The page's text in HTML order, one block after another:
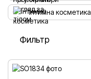
Інтимна косметика
Фильтр